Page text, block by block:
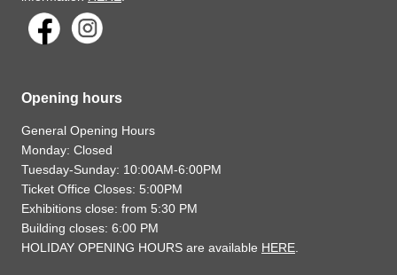
Opening hours
General Opening Hours
Monday: Closed
Tuesday-Sunday: 10:00AM-6:00PM
Ticket Office Closes: 5:00PM
Exhibitions close: from 5:30 PM
Building closes: 6:00 PM
HOLIDAY OPENING HOURS are available HERE